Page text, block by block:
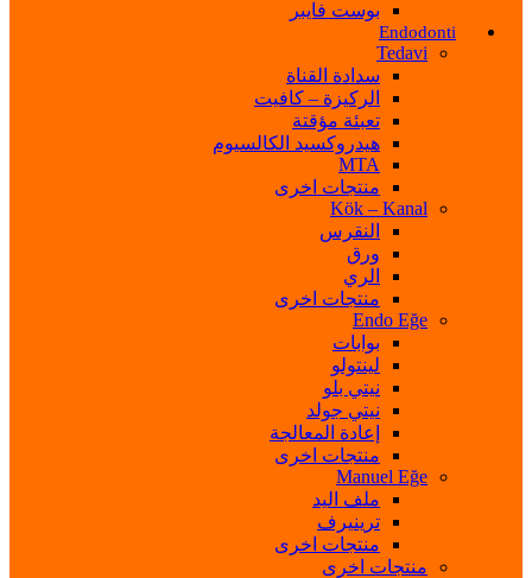
بوست فايبر
Endodonti
Tedavi
سدادة القناة
الركيزة – كافيت
تعبئة مؤقتة
هيدروكسيد الكالسيوم
MTA
منتجات اخرى
Kök – Kanal
النقرس
ورق
الري
منتجات اخرى
Endo Eğe
بوابات
لينتولو
نيتي بلو
نيتي جولد
إعادة المعالجة
منتجات اخرى
Manuel Eğe
ملف اليد
ترينيرف
منتجات اخرى
منتجات اخرى